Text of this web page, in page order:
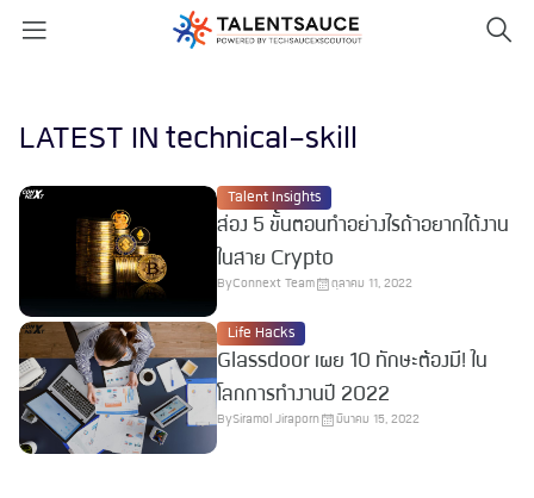
LATEST IN technical-skill
Talent Insights
ส่อง 5 ขั้นตอนทำอย่างไรถ้าอยากได้งาน
ในสาย Crypto
ByConnext Team ตุลาคม 11, 2022
Life Hacks
Glassdoor เผย 10 ทักษะต้องมี! ใน
โลกการทำงานปี 2022
BySiramol Jiraporn มีนาคม 15, 2022